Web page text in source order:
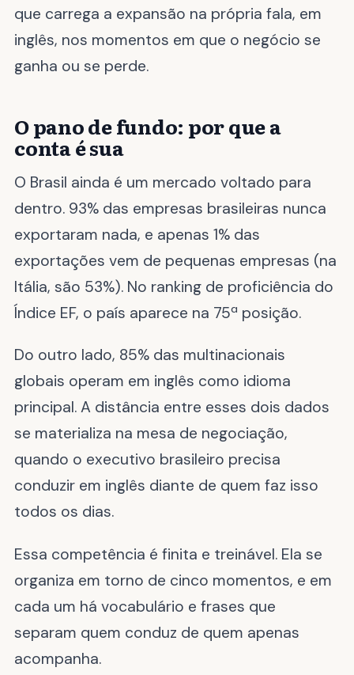
que carrega a expansão na própria fala, em
inglês, nos momentos em que o negócio se
ganha ou se perde.
O pano de fundo: por que a
conta é sua
O Brasil ainda é um mercado voltado para
dentro. 93% das empresas brasileiras nunca
exportaram nada, e apenas 1% das
exportações vem de pequenas empresas (na
Itália, são 53%). No ranking de proficiência do
Índice EF, o país aparece na 75ª posição.
Do outro lado, 85% das multinacionais
globais operam em inglês como idioma
principal. A distância entre esses dois dados
se materializa na mesa de negociação,
quando o executivo brasileiro precisa
conduzir em inglês diante de quem faz isso
todos os dias.
Essa competência é finita e treinável. Ela se
organiza em torno de cinco momentos, e em
cada um há vocabulário e frases que
separam quem conduz de quem apenas
acompanha.